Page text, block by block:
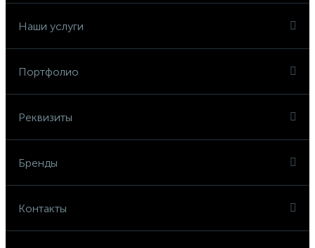
Наши услуги
Портфолио
Реквизиты
Бренды
Контакты